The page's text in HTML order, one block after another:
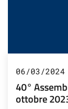
06/03/2024
40°
ottobre